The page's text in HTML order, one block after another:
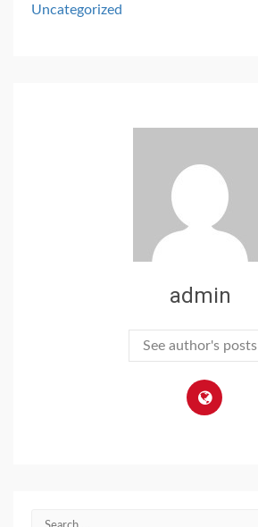
Uncategorized
admin
See author's posts
Search